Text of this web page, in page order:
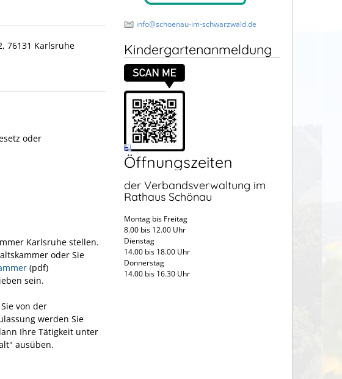
76131 Karlsruhe
oder
Karlsruhe stellen.
oder Sie
(pdf)
sein.
von der
werden Sie
Ihre Tätigkeit unter
ausüben.
info@schoenau-im-schwarzwald.de
Kindergartenanmeldung
Öffnungszeiten
der Verbandsverwaltung im
Rathaus Schönau
Montag bis Freitag
8.00 bis 12.00 Uhr
Dienstag
14.00 bis 18.00 Uhr
Donnerstag
14.00 bis 16.30 Uhr